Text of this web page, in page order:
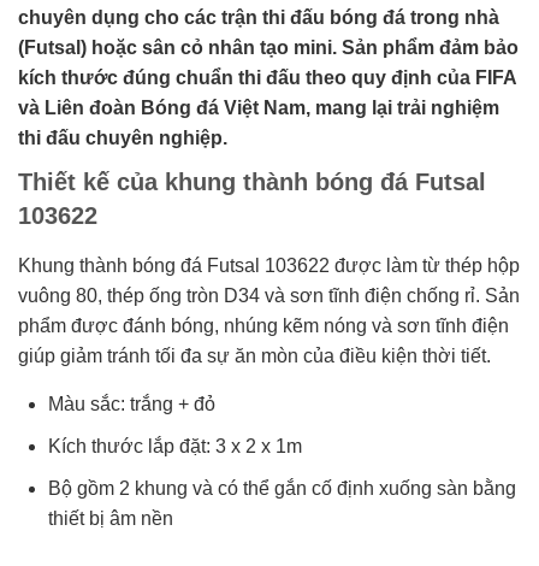
chuyên dụng cho các trận thi đấu bóng đá trong nhà
(Futsal) hoặc sân cỏ nhân tạo mini. Sản phẩm đảm bảo
kích thước đúng chuẩn thi đấu theo quy định của FIFA
và Liên đoàn Bóng đá Việt Nam, mang lại trải nghiệm
thi đấu chuyên nghiệp.
Thiết kế của khung thành bóng đá Futsal
103622
Khung thành bóng đá Futsal 103622 được làm từ thép hộp
vuông 80, thép ống tròn D34 và sơn tĩnh điện chống rỉ. Sản
phẩm được đánh bóng, nhúng kẽm nóng và sơn tĩnh điện
giúp giảm tránh tối đa sự ăn mòn của điều kiện thời tiết.
Màu sắc: trắng + đỏ
Kích thước lắp đặt: 3 x 2 x 1m
Bộ gồm 2 khung và có thể gắn cố định xuống sàn bằng
thiết bị âm nền